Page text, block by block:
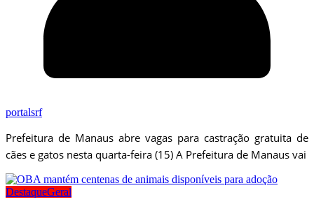
portalsrf
Prefeitura de Manaus abre vagas para castração gratuita de
cães e gatos nesta quarta-feira (15) A Prefeitura de Manaus vai
DestaqueGeral